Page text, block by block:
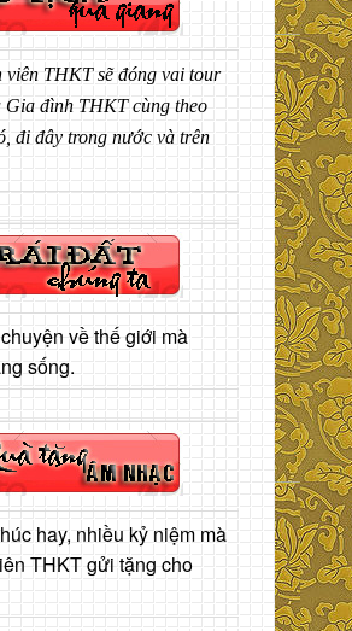
viên THKT sẽ đóng vai tour
Gia đình THKT cùng theo
đi đây trong nước và trên
về thế giới mà
sống.
hay, nhiều kỷ niệm mà
THKT gửi tặng cho